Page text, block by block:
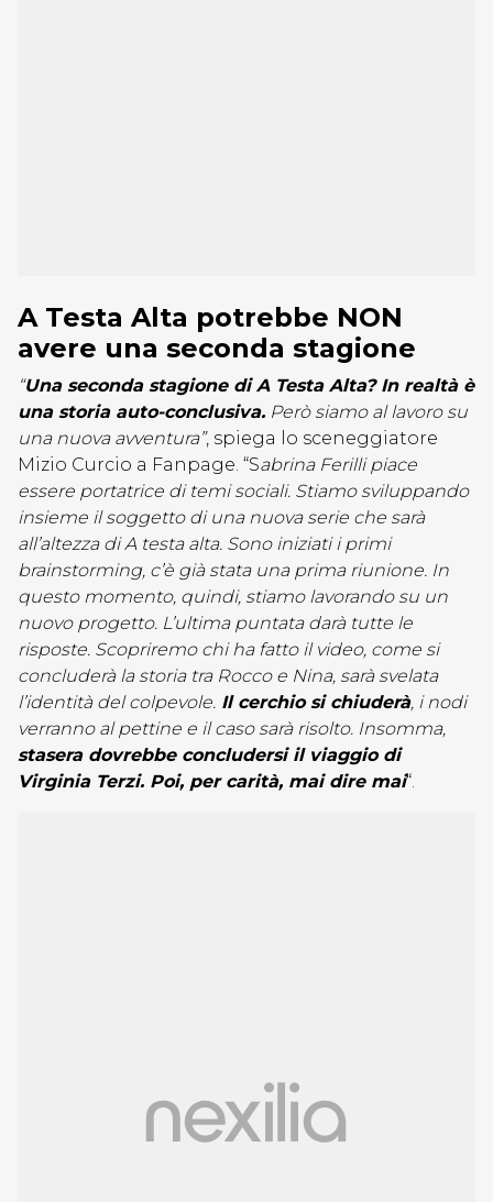
A Testa Alta potrebbe NON
avere una seconda stagione
“Una seconda stagione di A Testa Alta? In realtà è
una storia auto-conclusiva. Però siamo al lavoro su
una nuova avventura”, spiega lo sceneggiatore
Mizio Curcio a Fanpage. “Sabrina Ferilli piace
essere portatrice di temi sociali. Stiamo sviluppando
insieme il soggetto di una nuova serie che sarà
all’altezza di A testa alta. Sono iniziati i primi
brainstorming, c’è già stata una prima riunione. In
questo momento, quindi, stiamo lavorando su un
nuovo progetto. L’ultima puntata darà tutte le
risposte. Scopriremo chi ha fatto il video, come si
concluderà la storia tra Rocco e Nina, sarà svelata
l’identità del colpevole. Il cerchio si chiuderà, i nodi
verranno al pettine e il caso sarà risolto. Insomma,
stasera dovrebbe concludersi il viaggio di
Virginia Terzi. Poi, per carità, mai dire mai“.